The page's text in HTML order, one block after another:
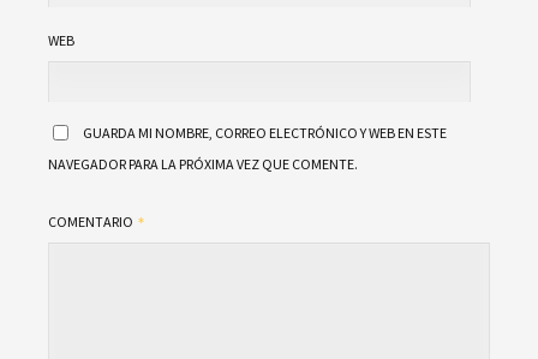
WEB
GUARDA MI NOMBRE, CORREO ELECTRÓNICO Y WEB EN ESTE
NAVEGADOR PARA LA PRÓXIMA VEZ QUE COMENTE.
COMENTARIO